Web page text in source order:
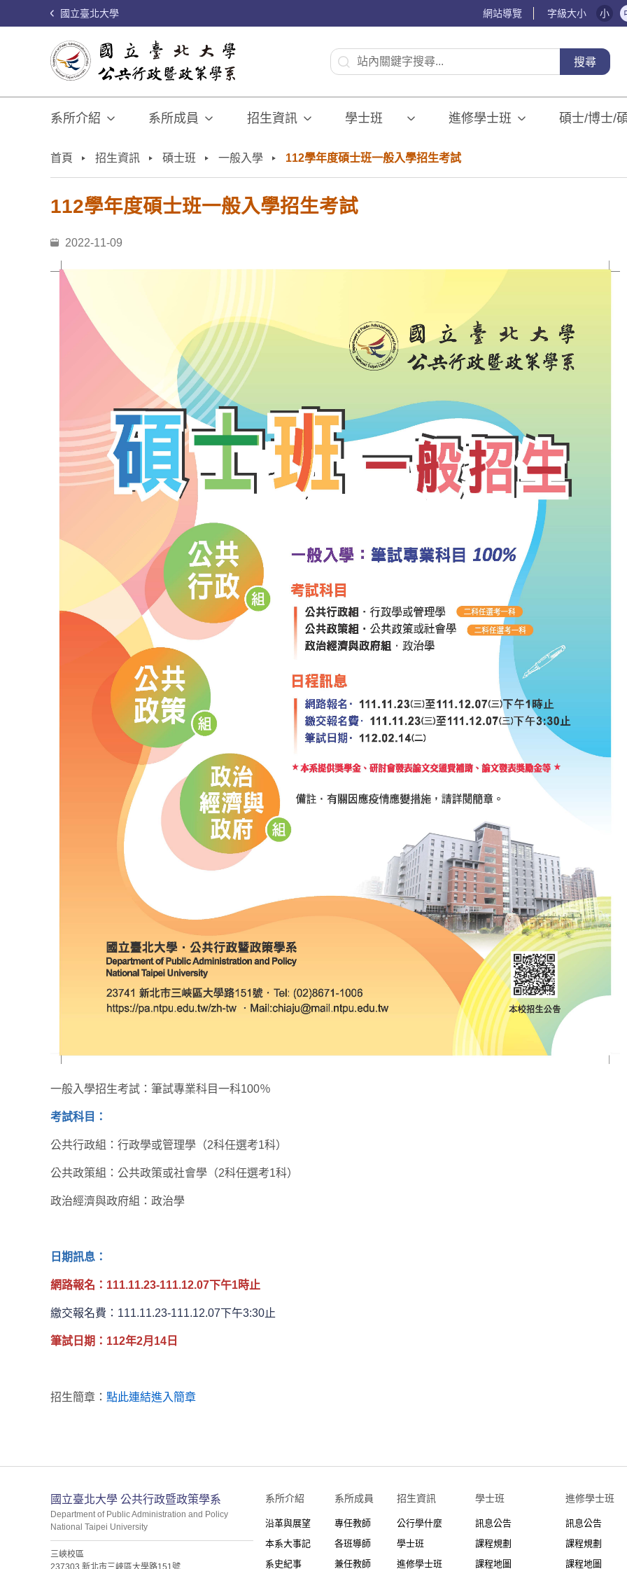
國立臺北大學 網站導覽 字級大小 小
搜尋
系所介紹 系所成員 招生資訊 學士班⠀⠀ 進修學士班 碩士/博士/
首頁 招生資訊 碩士班 一般入學 112學年度碩士班一般入學招生考試
112學年度碩士班一般入學招生考試
2022-11-09
一般入學招生考試：筆試專業科目一科100％
考試科目：
公共行政組：行政學或管理學（2科任選考1科）
公共政策組：公共政策或社會學（2科任選考1科）
政治經濟與政府組：政治學
日期訊息：
網路報名：111.11.23-111.12.07下午1時止
繳交報名費： 111.11.23-111.12.07下午3:30止
筆試日期：112年2月14日
招生簡章： 點此連結進入簡章
:::
國立臺北大學 公共行政暨政策學系
Department of Public Administration and Policy
National Taipei University
三峽校區
237303 新北市三峽區大學路151號
系所介紹
沿革與展望
本系大事記
系史紀事
系所成員
專任教師
各班導師
兼任教師
招生資訊
公行學什麼
學士班
進修學士班
學士班⠀⠀
訊息公告
課程規劃
課程地圖
進修學士班
訊息公告
課程規劃
課程地圖